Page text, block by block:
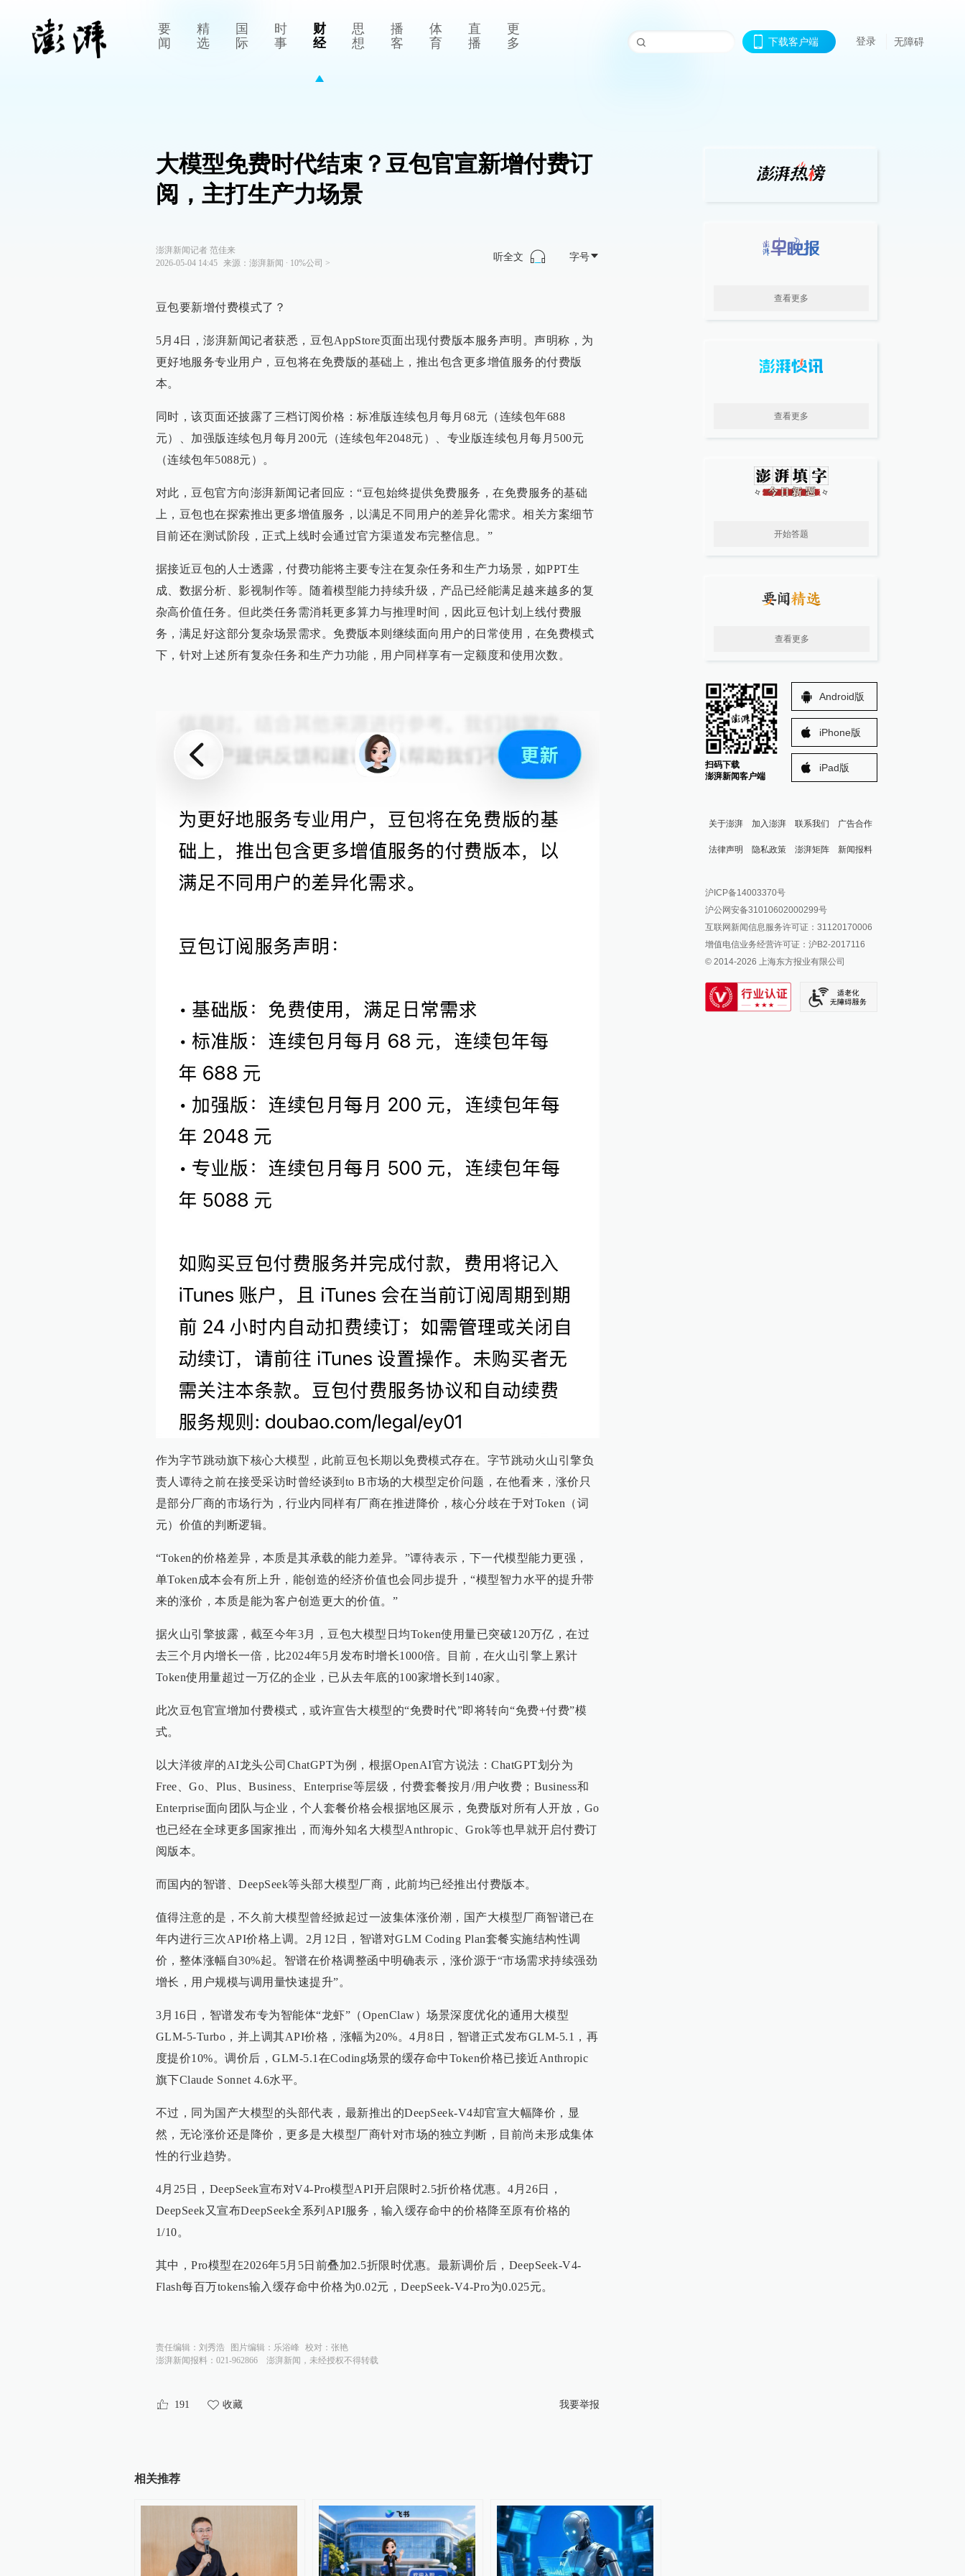
要
闻
精
选
国
际
时
事
财
经
思
想
播
客
体
育
直
播
更
多
下载客户端 登录 无障碍
大模型免费时代结束？豆包官宣新增付费订
阅，主打生产力场景
澎湃新闻记者 范佳来
2026-05-04 14:45
来源： 澎湃新闻 ∙ 10%公司 >
听全文 字号
豆包要新增付费模式了？
5月4日，澎湃新闻记者获悉，豆包AppStore页面出现付费版本服务声明。声明称，为
更好地服务专业用户，豆包将在免费版的基础上，推出包含更多增值服务的付费版
本。
同时，该页面还披露了三档订阅价格：标准版连续包月每月68元（连续包年688
元）、加强版连续包月每月200元（连续包年2048元）、专业版连续包月每月500元
（连续包年5088元）。
对此，豆包官方向澎湃新闻记者回应：“豆包始终提供免费服务，在免费服务的基础
上，豆包也在探索推出更多增值服务，以满足不同用户的差异化需求。相关方案细节
目前还在测试阶段，正式上线时会通过官方渠道发布完整信息。”
据接近豆包的人士透露，付费功能将主要专注在复杂任务和生产力场景，如PPT生
成、数据分析、影视制作等。随着模型能力持续升级，产品已经能满足越来越多的复
杂高价值任务。但此类任务需消耗更多算力与推理时间，因此豆包计划上线付费服
务，满足好这部分复杂场景需求。免费版本则继续面向用户的日常使用，在免费模式
下，针对上述所有复杂任务和生产力功能，用户同样享有一定额度和使用次数。
作为字节跳动旗下核心大模型，此前豆包长期以免费模式存在。字节跳动火山引擎负
责人谭待之前在接受采访时曾经谈到to B市场的大模型定价问题，在他看来，涨价只
是部分厂商的市场行为，行业内同样有厂商在推进降价，核心分歧在于对Token（词
元）价值的判断逻辑。
“Token的价格差异，本质是其承载的能力差异。”谭待表示，下一代模型能力更强，
单Token成本会有所上升，能创造的经济价值也会同步提升，“模型智力水平的提升带
来的涨价，本质是能为客户创造更大的价值。”
据火山引擎披露，截至今年3月，豆包大模型日均Token使用量已突破120万亿，在过
去三个月内增长一倍，比2024年5月发布时增长1000倍。目前，在火山引擎上累计
Token使用量超过一万亿的企业，已从去年底的100家增长到140家。
此次豆包官宣增加付费模式，或许宣告大模型的“免费时代”即将转向“免费+付费”模
式。
以大洋彼岸的AI龙头公司ChatGPT为例，根据OpenAI官方说法：ChatGPT划分为
Free、Go、Plus、Business、Enterprise等层级，付费套餐按月/用户收费；Business和
Enterprise面向团队与企业，个人套餐价格会根据地区展示，免费版对所有人开放，Go
也已经在全球更多国家推出，而海外知名大模型Anthropic、Grok等也早就开启付费订
阅版本。
而国内的智谱、DeepSeek等头部大模型厂商，此前均已经推出付费版本。
值得注意的是，不久前大模型曾经掀起过一波集体涨价潮，国产大模型厂商智谱已在
年内进行三次API价格上调。2月12日，智谱对GLM Coding Plan套餐实施结构性调
价，整体涨幅自30%起。智谱在价格调整函中明确表示，涨价源于“市场需求持续强劲
增长，用户规模与调用量快速提升”。
3月16日，智谱发布专为智能体“龙虾”（OpenClaw）场景深度优化的通用大模型
GLM-5-Turbo，并上调其API价格，涨幅为20%。4月8日，智谱正式发布GLM-5.1，再
度提价10%。调价后，GLM-5.1在Coding场景的缓存命中Token价格已接近Anthropic
旗下Claude Sonnet 4.6水平。
不过，同为国产大模型的头部代表，最新推出的DeepSeek-V4却官宣大幅降价，显
然，无论涨价还是降价，更多是大模型厂商针对市场的独立判断，目前尚未形成集体
性的行业趋势。
4月25日，DeepSeek宣布对V4-Pro模型API开启限时2.5折价格优惠。4月26日，
DeepSeek又宣布DeepSeek全系列API服务，输入缓存命中的价格降至原有价格的
1/10。
其中，Pro模型在2026年5月5日前叠加2.5折限时优惠。最新调价后，DeepSeek-V4-
Flash每百万tokens输入缓存命中价格为0.02元，DeepSeek-V4-Pro为0.025元。
责任编辑： 刘秀浩 图片编辑： 乐浴峰 校对： 张艳
澎湃新闻报料：021-962866
澎湃新闻，未经授权不得转载
191 收藏 我要举报
相关推荐
查看更多
查看更多
开始答题
查看更多
扫码下载
澎湃新闻客户端
Android版
iPhone版
iPad版
关于澎湃 加入澎湃 联系我们 广告合作
法律声明 隐私政策 澎湃矩阵
澎湃新闻公众号
澎湃新闻抖音号
派生万物开放平台
IP SHANGHAI
SIXTH TONE
新闻报料
报料邮箱: news@thepaper.cn
沪ICP备14003370号
沪公网安备31010602000299号
互联网新闻信息服务许可证：31120170006
增值电信业务经营许可证：沪B2-2017116
© 2014-2026 上海东方报业有限公司